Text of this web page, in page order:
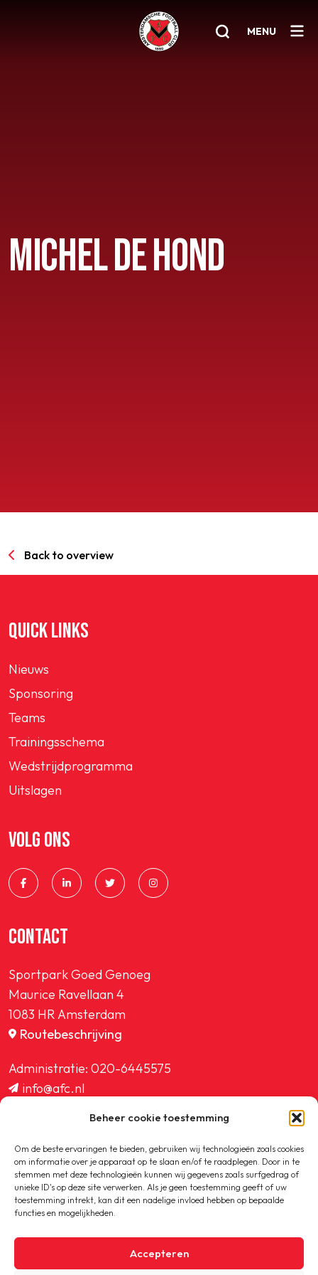
Beheer cookie toestemming
Om de beste ervaringen te bieden, gebruiken wij technologieën zoals cookies
om informatie over je apparaat op te slaan en/of te raadplegen. Door in te
stemmen met deze technologieën kunnen wij gegevens zoals surfgedrag of
unieke ID's op deze site verwerken. Als je geen toestemming geeft of uw
toestemming intrekt, kan dit een nadelige invloed hebben op bepaalde
functies en mogelijkheden.
Accepteren
MENU
Clubinfo
Nieuwsoverzicht
MICHEL DE HOND
Back to overview
QUICK LINKS
Nieuws
Sponsoring
Teams
Trainingsschema
Wedstrijdprogramma
Uitslagen
VOLG ONS
CONTACT
Sportpark Goed Genoeg
Maurice Ravellaan 4
1083 HR Amsterdam
Routebeschrijving
Administratie: 020-6445575
info@afc.nl
ledenadministratie@afc.nl
Copyright © 2020-2026 AFC